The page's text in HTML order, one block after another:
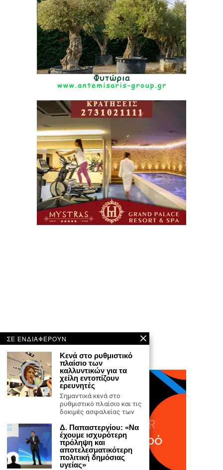
ΣΕ ΕΝΔΙΑΦΕΡΟΥΝ
Κενά στο ρυθμιστικό
πλαίσιο των
καλλυντικών για τα
χείλη εντοπίζουν
ερευνητές
Σημαντικά κενά στο
ρυθμιστικό πλαίσιο και τις
δοκιμές ασφαλείας των
Δ. Παπαστεργίου: «Να
έχουμε ισχυρότερη
πρόληψη και
αποτελεσματικότερη
πολιτική δημόσιας
υγείας»